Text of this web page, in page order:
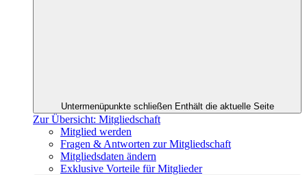
Untermenüpunkte schließen Enthält die aktuelle Seite
Zur Übersicht: Mitgliedschaft
Mitglied werden
Fragen & Antworten zur Mitgliedschaft
Mitgliedsdaten ändern
Exklusive Vorteile für Mitglieder